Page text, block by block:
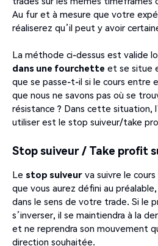
Au fur et à mesure que votre
réaliserez qu’il peut y avoir
La méthode ci-dessus est valide
dans une fourchette et se situe
que se passe-t-il si le cours entre
que nous ne savons pas où se
résistance ? Dans cette situation,
utiliser est le stop suiveur/take
Stop suiveur / Take profit
Le stop suiveur va suivre le
que vous aurez défini au
dans le sens de votre trade. Si le
s’inverser, il se maintiendra à la
et ne reprendra son mouvement
direction souhaitée.